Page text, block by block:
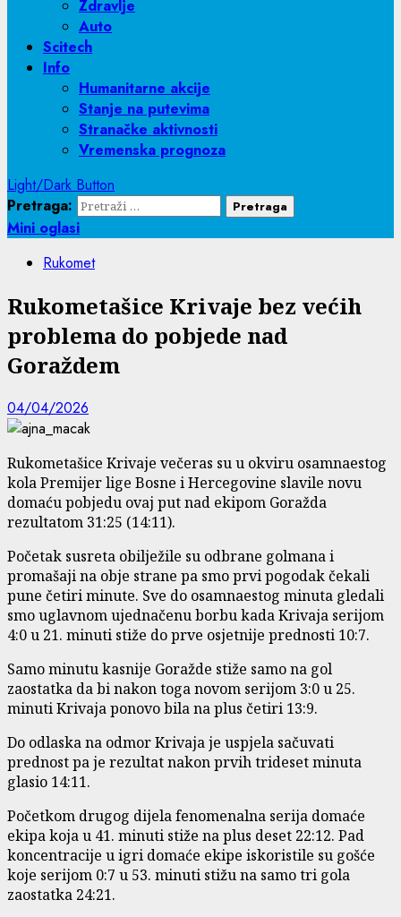
Zdravlje
Auto
Scitech
Info
Humanitarne akcije
Stanje na putevima
Stranačke aktivnosti
Vremenska prognoza
Light/Dark Button
Pretraga:
Mini oglasi
Rukomet
Rukometašice Krivaje bez većih
problema do pobjede nad
Goraždem
04/04/2026
Rukometašice Krivaje večeras su u okviru osamnaestog
kola Premijer lige Bosne i Hercegovine slavile novu
domaću pobjedu ovaj put nad ekipom Goražda
rezultatom 31:25 (14:11).
Početak susreta obilježile su odbrane golmana i
promašaji na obje strane pa smo prvi pogodak čekali
pune četiri minute. Sve do osamnaestog minuta gledali
smo uglavnom ujednačenu borbu kada Krivaja serijom
4:0 u 21. minuti stiže do prve osjetnije prednosti 10:7.
Samo minutu kasnije Goražde stiže samo na gol
zaostatka da bi nakon toga novom serijom 3:0 u 25.
minuti Krivaja ponovo bila na plus četiri 13:9.
Do odlaska na odmor Krivaja je uspjela sačuvati
prednost pa je rezultat nakon prvih trideset minuta
glasio 14:11.
Početkom drugog dijela fenomenalna serija domaće
ekipa koja u 41. minuti stiže na plus deset 22:12. Pad
koncentracije u igri domaće ekipe iskoristile su gošće
koje serijom 0:7 u 53. minuti stižu na samo tri gola
zaostatka 24:21.